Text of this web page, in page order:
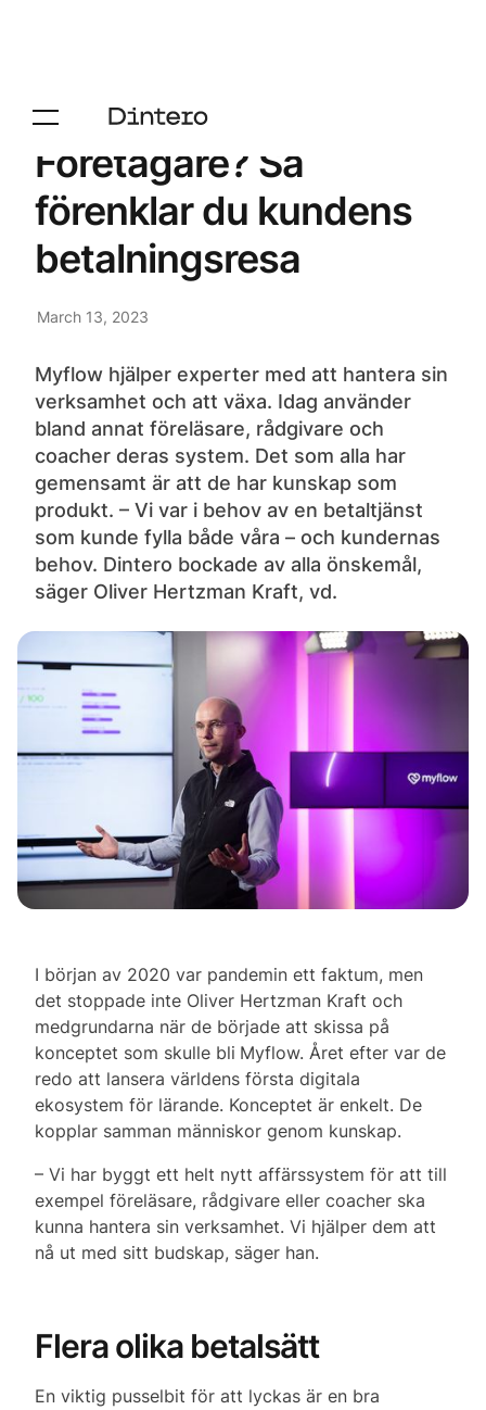
Företagare? Så
förenklar du kundens
betalningsresa
March 13, 2023
Myflow hjälper experter med att hantera sin
verksamhet och att växa. Idag använder
bland annat föreläsare, rådgivare och
coacher deras system. Det som alla har
gemensamt är att de har kunskap som
produkt. – Vi var i behov av en betaltjänst
som kunde fylla både våra – och kundernas
behov. Dintero bockade av alla önskemål,
säger Oliver Hertzman Kraft, vd.
I början av 2020 var pandemin ett faktum, men
det stoppade inte Oliver Hertzman Kraft och
medgrundarna när de började att skissa på
konceptet som skulle bli Myflow. Året efter var de
redo att lansera världens första digitala
ekosystem för lärande. Konceptet är enkelt. De
kopplar samman människor genom kunskap.
– Vi har byggt ett helt nytt affärssystem för att till
exempel föreläsare, rådgivare eller coacher ska
kunna hantera sin verksamhet. Vi hjälper dem att
nå ut med sitt budskap, säger han.
Flera olika betalsätt
En viktig pusselbit för att lyckas är en bra